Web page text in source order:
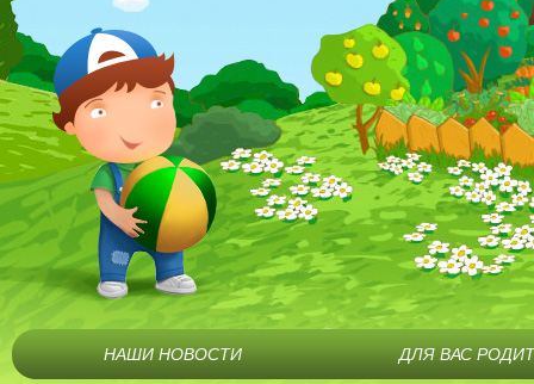
НАШИ НОВОСТИ ДЛЯ ВАС